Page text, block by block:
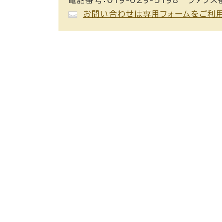
お問い合わせは専用フォームをご利